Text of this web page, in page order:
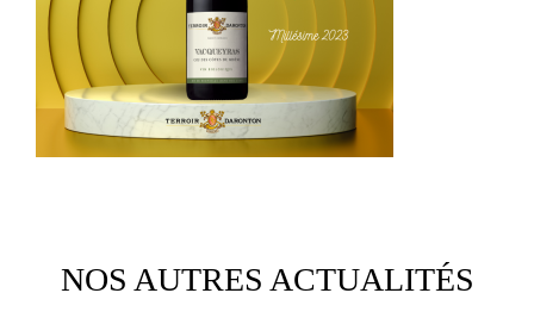
NOS AUTRES ACTUALITÉS